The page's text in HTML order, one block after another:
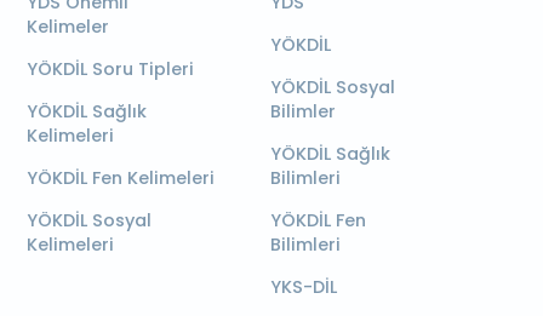
Kelimeler
YÖKDİL Soru Tipleri
YÖKDİL Sağlık
Kelimeleri
YÖKDİL Fen Kelimeleri
YÖKDİL Sosyal
Kelimeleri
YÖKDİL
YÖKDİL Sosyal
Bilimler
YÖKDİL Sağlık
Bilimleri
YÖKDİL Fen
Bilimleri
YKS-DİL